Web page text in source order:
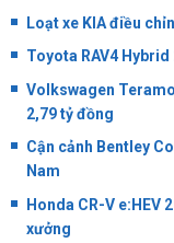
Loạt xe KIA điều
Toyota RAV4
Volkswagen
2,79 tỷ đồng
Cận cảnh Bentley
Nam
Honda CR-V e:HEV
xưởng